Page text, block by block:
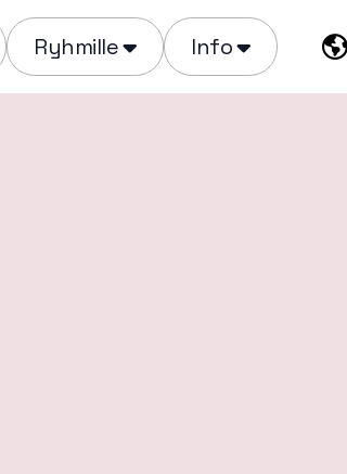
Ryhmille Info